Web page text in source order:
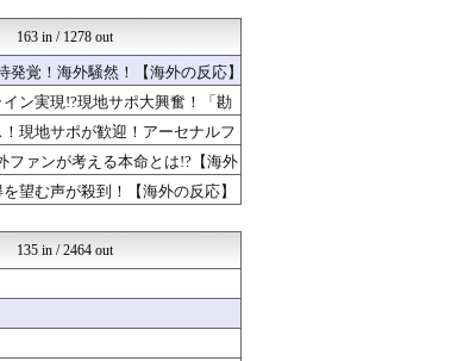
メリアクト
ークログ
韓国は敵か？味方か？...
パゴスジャパン - 海...
まと...
海外の反応まとめ
お前ら 海外の反応
ゅー -韓国の反応-
ニージャパン！
はグーチョキパー
〜海外ス...
ニージャパン！
163 in / 1278 out
覚！海外騒然！【海外の反応】
ン実現!?現地サポ大興奮！「勘
現地サポが歓迎！アーセナルフ
ファンが考える本命とは!?【海外
望む声が殺到！【海外の反応】
135 in / 2464 out